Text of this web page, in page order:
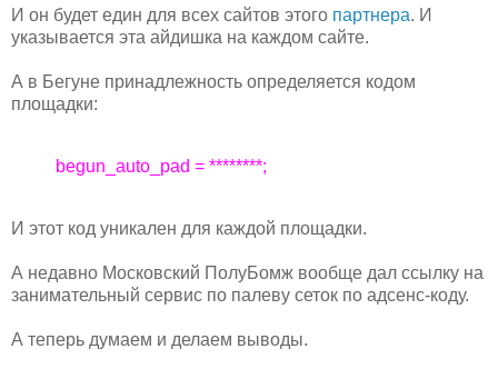
И он будет един для всех сайтов этого партнера. И
указывается эта айдишка на каждом сайте.
А в Бегуне принадлежность определяется кодом
площадки:
begun_auto_pad = ********;
И этот код уникален для каждой площадки.
А недавно Московский ПолуБомж вообще дал ссылку на
занимательный сервис по палеву сеток по адсенс-коду.
А теперь думаем и делаем выводы.